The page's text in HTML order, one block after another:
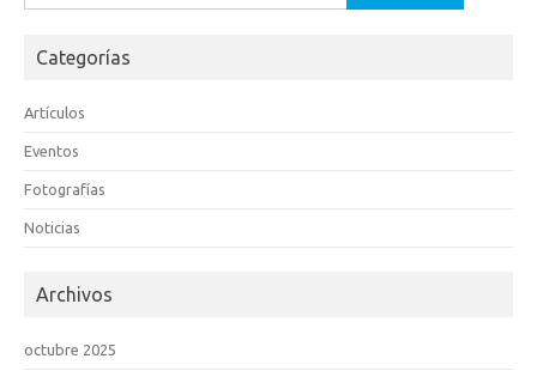
Categorías
Artículos
Eventos
Fotografías
Noticias
Archivos
octubre 2025